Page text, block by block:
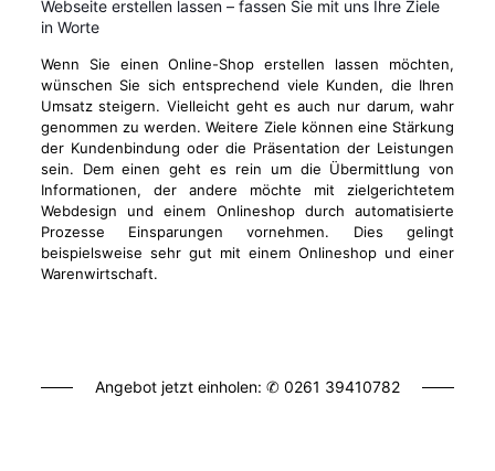
Webseite erstellen lassen – fassen Sie mit uns Ihre Ziele
in Worte
Wenn Sie einen Online-Shop erstellen lassen möchten,
wünschen Sie sich entsprechend viele Kunden, die Ihren
Umsatz steigern. Vielleicht geht es auch nur darum, wahr
genommen zu werden. Weitere Ziele können eine Stärkung
der Kundenbindung oder die Präsentation der Leistungen
sein. Dem einen geht es rein um die Übermittlung von
Informationen, der andere möchte mit zielgerichtetem
Webdesign und einem Onlineshop durch automatisierte
Prozesse Einsparungen vornehmen. Dies gelingt
beispielsweise sehr gut mit einem Onlineshop und einer
Warenwirtschaft.
Angebot jetzt einholen: ✆ 0261 39410782